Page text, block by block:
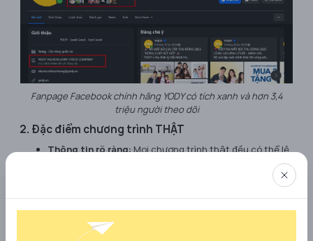
Fanpage Facebook chính hãng YODY có tích xanh và hơn 3,4
triệu người theo dõi
2. Đặc điểm chương trình THẬT
Thông tin rõ ràng:Mọi chương trình thật đều có thể lệ,
thời gian, đối tượng áp dụng rõ ràng, được đăng tải công
Không yêu cầu phí vô lý:Các chương trình tặng quà
THẬT của YODY thường là quà tặng KÈM đơn hàng (ví dụ:
"Tặng áo sơ mi cho đơn hàng từ 800K") hoặc ưu đãi trực